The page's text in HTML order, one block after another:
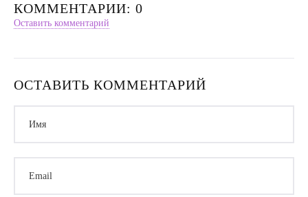
КОММЕНТАРИИ: 0
Оставить комментарий
ОСТАВИТЬ КОММЕНТАРИЙ
Имя
Email